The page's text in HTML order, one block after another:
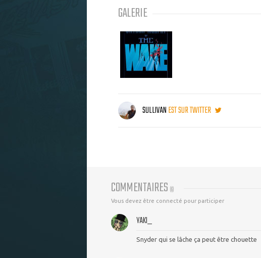
GALERIE
SULLIVANEST SUR TWITTER
COMMENTAIRES (6)
Vous devez être connecté pour participer
YAKI_
Snyder qui se lâche ça peut être chouette